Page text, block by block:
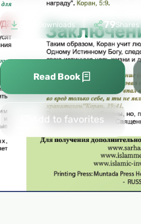
Downloads 79Shares
Read Book
Add to favorites